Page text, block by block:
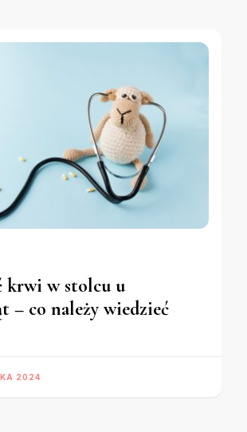
krwi w stolcu u
– co należy wiedzieć
2024